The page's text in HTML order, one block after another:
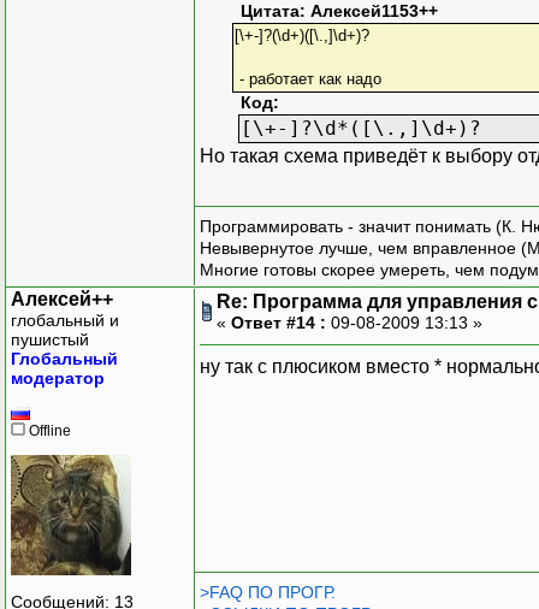
Цитата: Алексей1153++
[\+-]?(\d+)([\.,]\d+)?
- работает как надо
Код:
[\+-]?\d*([\.,]\d+)?
Но такая схема приведёт к выбору
Программировать - значит понимать (К.
Невывернутое лучше, чем вправленное
Многие готовы скорее умереть, чем
Алексей++
глобальный и
пушистый
Глобальный
модератор
Offline
Сообщений: 13
Re: Программа для управления
« Ответ #14 : 09-08-2009 13:13 »
ну так с плюсиком вместо *
>FAQ ПО ПРОГР.